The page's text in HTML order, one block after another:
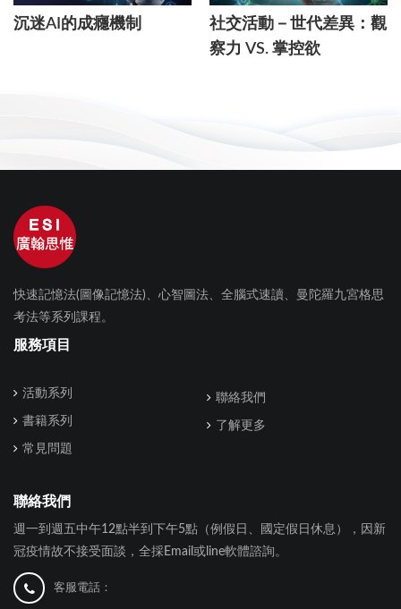
沉迷AI的成癮機制
社交活動－世代差異：觀
察力 VS. 掌控欲
快速記憶法(圖像記憶法)、心智圖法、全腦式速讀、曼陀羅九宮格思
考法等系列課程。
服務項目
活動系列
書籍系列
常見問題
聯絡我們
了解更多
聯絡我們
週一到週五中午12點半到下午5點（例假日、國定假日休息），因新
冠疫情故不接受面談，全採Email或line軟體諮詢。
客服電話：